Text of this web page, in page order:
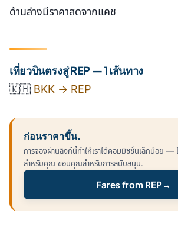
ด้านล่างมีราคาสดจากแคช
เที่ยวบินตรงสู่ REP — 1 เส้นทาง
🇰🇭 BKK → REP
ก่อนราคาขึ้น.
การจองผ่านลิงก์นี้ทำให้เราได้คอมมิชชั่นเล็กน้อย —
สำหรับคุณ ขอบคุณสำหรับการสนับสนุน.
Fares from REP→